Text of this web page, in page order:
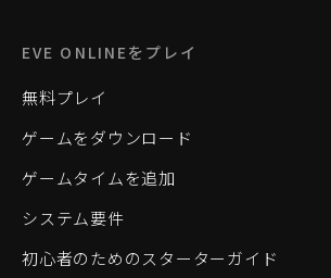
EVE ONLINEをプレイ
無料プレイ
ゲームをダウンロード
ゲームタイムを追加
システム要件
初心者のためのスターターガイド